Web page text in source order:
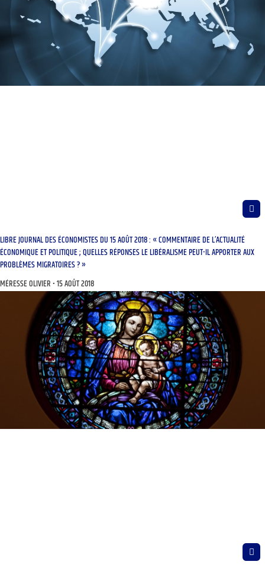
LIBRE JOURNAL DES ÉCONOMISTES DU 15 AOÛT 2018 : « COMMENTAIRE DE L’ACTUALITÉ
ÉCONOMIQUE ET POLITIQUE ; QUELLES RÉPONSES LE LIBÉRALISME PEUT-IL APPORTER AUX
PROBLÈMES MIGRATOIRES ? »
MÉRESSE OLIVIER 15 AOÛT 2018